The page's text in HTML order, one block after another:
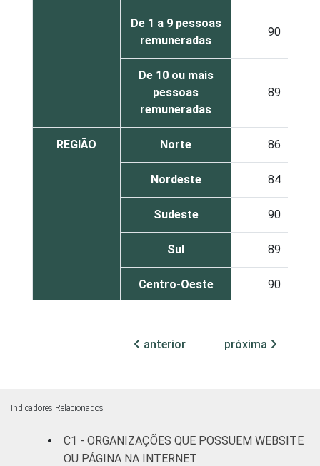
De 1 a 9 pessoas
remuneradas
90
De 10 ou mais
pessoas
remuneradas
89
REGIÃO Norte 86
Nordeste 84
Sudeste 90
Sul 89
Centro-Oeste 90
patronais,
90
Educação e
anterior próxima
Indicadores Relacionados
C1 - ORGANIZAÇÕES QUE POSSUEM WEBSITE
OU PÁGINA NA INTERNET